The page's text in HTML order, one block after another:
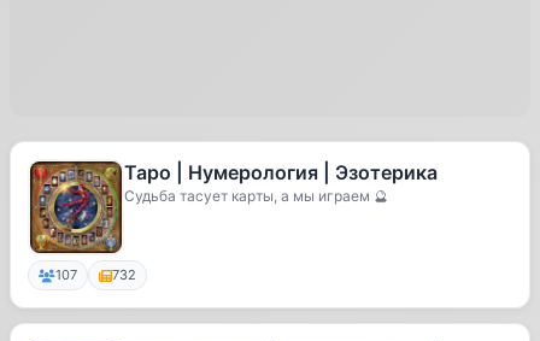
Таро | Нумерология | Эзотерика
Судьба тасует карты, а мы играем 🔮
107 732